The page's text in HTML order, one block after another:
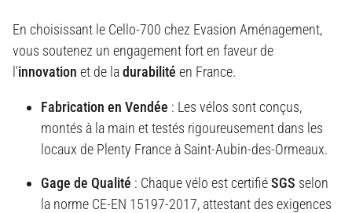
En choisissant le Cello-700 chez Evasion Aménagement,
vous soutenez un engagement fort en faveur de
l'innovation et de ladurabilité en France.
Fabrication en Vendée : Les vélos sont conçus,
montés à la main et testés rigoureusement dans les
locaux de Plenty France à Saint-Aubin-des-Ormeaux.
Gage de Qualité : Chaque vélo est certifiéSGS selon
la norme CE-EN 15197-2017, attestant des exigences